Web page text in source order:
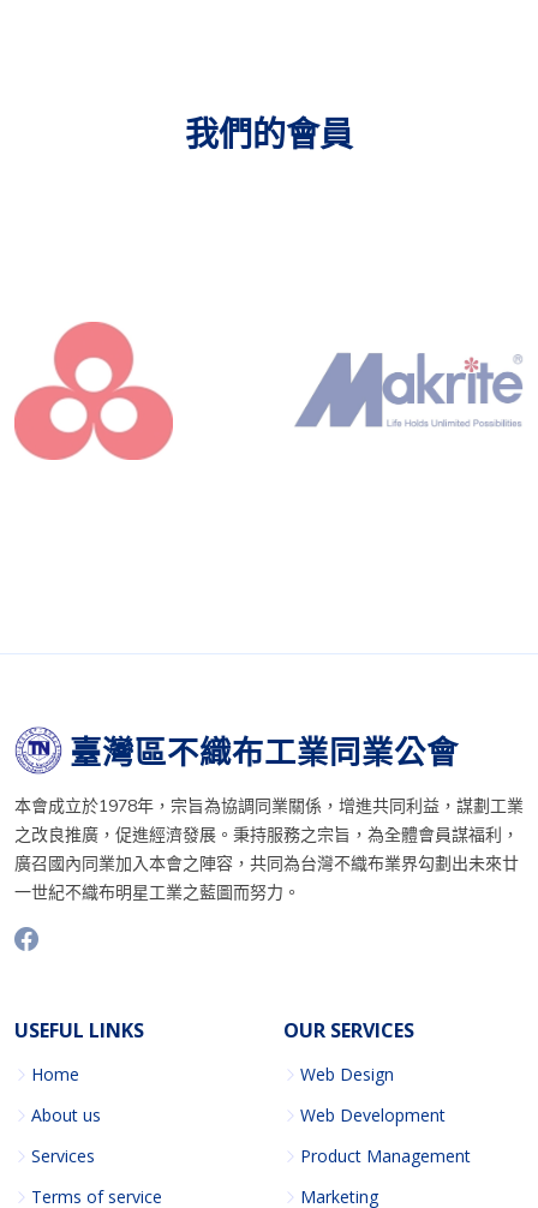
我們的會員
臺灣區不織布工業同業公會
本會成立於1978年，宗旨為協調同業關係，增進共同利益，謀劃工業
之改良推廣，促進經濟發展。秉持服務之宗旨，為全體會員謀福利，
廣召國內同業加入本會之陣容，共同為台灣不織布業界勾劃出未來廿
一世紀不織布明星工業之藍圖而努力。
USEFUL LINKS
Home
About us
Services
Terms of service
OUR SERVICES
Web Design
Web Development
Product Management
Marketing